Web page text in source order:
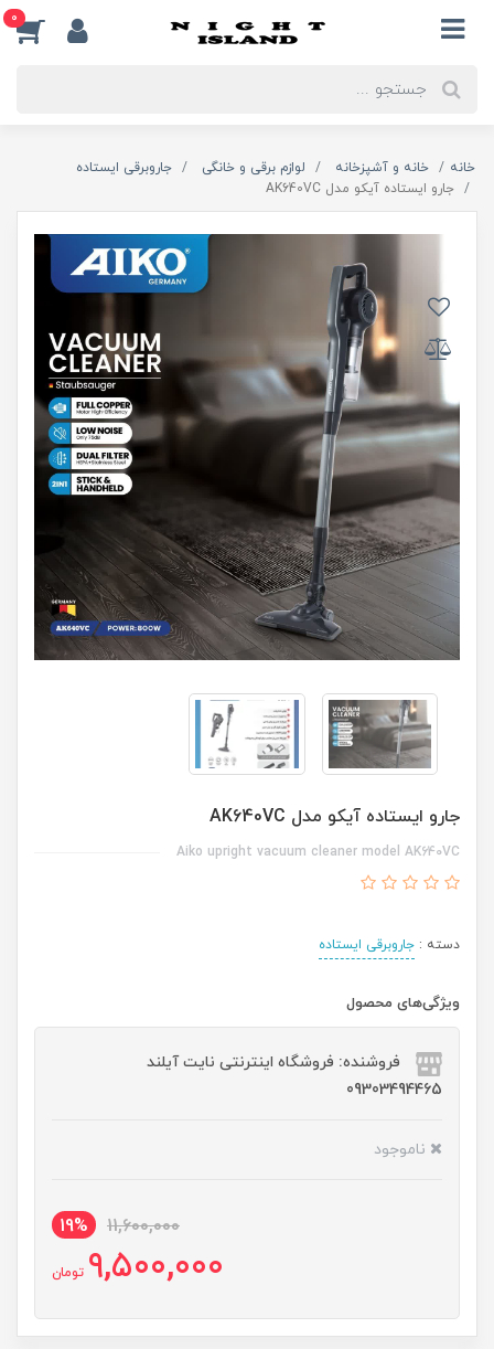
0
خانه خانه و آشپزخانه لوازم برقی و خانگی
جاروبرقی ایستاده
جارو ایستاده آیکو مدل AK640VC
جارو ایستاده آیکو مدل AK640VC
Aiko upright vacuum cleaner model AK640VC
دسته : جاروبرقی ایستاده
ویژگی‌های محصول
فروشنده: فروشگاه اینترنتی نایت آیلند
09303494465
ناموجود
11,600,000
19%
9,500,000 تومان